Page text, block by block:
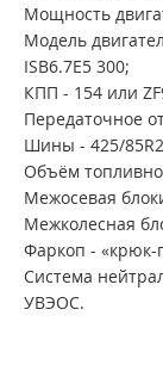
Мощность
Модель
ISB6.7E5 300;
КПП - 154 или
Передаточное
Шины - 425/
Объём
Межосевая
Межколесная
Фаркоп - «крюк-
Система
УВЭОС.